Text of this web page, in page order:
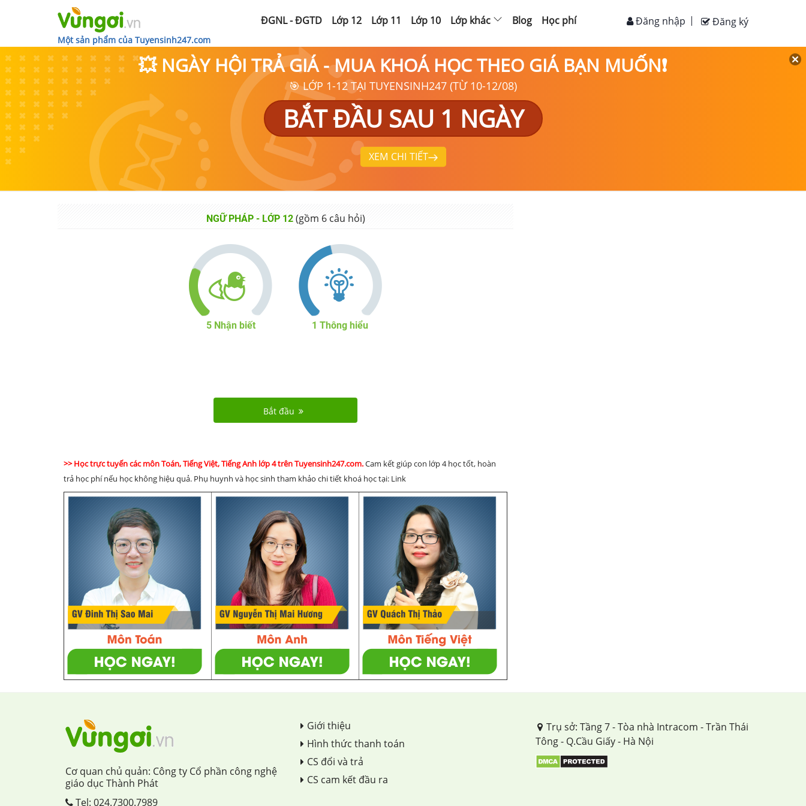
Một sản phẩm của Tuyensinh247.com
ĐGNL - ĐGTD Lớp 12 Lớp 11 Lớp 10 Lớp khác Blog Học phí Đăng ký
Đăng nhập
💥 NGÀY HỘI TRẢ GIÁ - MUA KHOÁ HỌC THEO GIÁ BẠN MUỐN❗
🎯 LỚP 1-12 TẠI TUYENSINH247 (TỪ 10-12/08)
BẮT ĐẦU SAU 1 NGÀY
XEM CHI TIẾT
NGỮ PHÁP- LỚP 12(gồm 6câu hỏi)
5 Nhận biết 1 Thông hiểu
Bắt đầu
>> Học trực tuyến các môn Toán, Tiếng Việt, Tiếng Anh lớp 4 trên Tuyensinh247.com.Cam kết giúp con lớp 4 học tốt, hoàn
trả học phí nếu học không hiệu quả. Phụ huynh và học sinh tham khảo chi tiết khoá học tại: Link
Cơ quan chủ quản: Công ty Cổ phần công nghệ
giáo dục Thành Phát
Tel: 024.7300.7989
Giới thiệu
Hình thức thanh toán
CS đổi và trả
CS cam kết đầu ra
Trụ sở: Tầng 7 - Tòa nhà Intracom - Trần Thái
Tông - Q.Cầu Giấy - Hà Nội